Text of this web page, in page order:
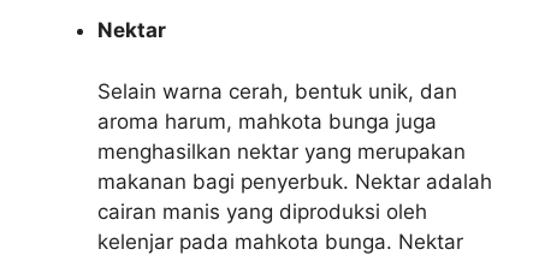
Nektar
Selain warna cerah, bentuk unik, dan
aroma harum, mahkota bunga juga
menghasilkan nektar yang merupakan
makanan bagi penyerbuk. Nektar adalah
cairan manis yang diproduksi oleh
kelenjar pada mahkota bunga. Nektar